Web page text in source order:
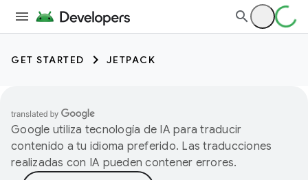
GET STARTED JETPACK
Google utiliza tecnología de IA para traducir
contenido a tu idioma preferido. Las traducciones
realizadas con IA pueden contener errores.